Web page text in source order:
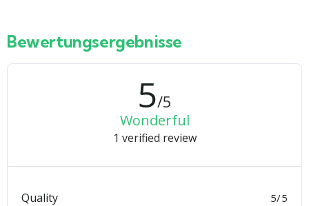
Bewertungsergebnisse
5/5
Wonderful
1 verified review
Quality 5/5